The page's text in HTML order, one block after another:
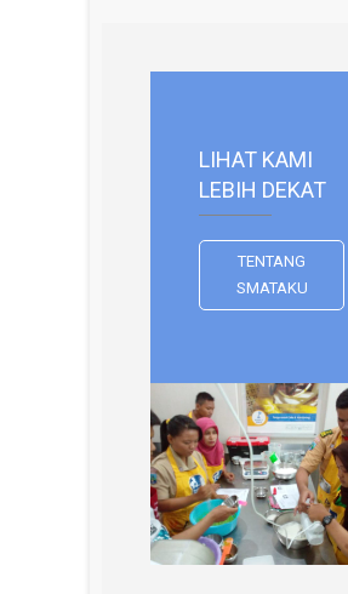
LIHAT KAMI
LEBIH DEKAT
TENTANG
SMATAKU